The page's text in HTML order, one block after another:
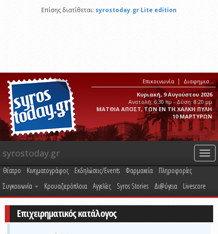
Επίσης διατίθεται: syrostoday.gr Lite edition
Επικοινωνία
Διαφημιστείτε στο syrostoday.gr
Κυριακή, 9 Αυγούστου 2026
Ανατολή: 6:30 πμ - Δύση: 8:20 μμ
ΜΑΤΘΙΑ ΑΠΟΣΤ, ΤΩΝ ΕΝ ΤΗ ΧΑΛΚΗ ΠΥΛΗ
10 ΜΑΡΤΥΡΩΝ
syrostoday.gr
Θέατρο Κινηματογράφος Εκδηλώσεις/Events Φαρμακεία
Πληροφορίες
Συγκοινωνία
Κρουαζιερόπλοια Αγγελίες Syros Stories Δι@ύγεια Livescore
Επιχειρηματικός κατάλογος